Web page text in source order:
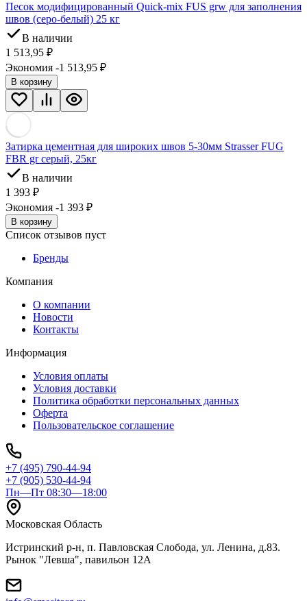
Песок модифицированный Quick-mix FUS grw для заполнения
швов (серо-белый) 25 кг
В наличии
1 513,95 ₽
Экономия -1 513,95 ₽
В корзину
Затирка цементная для широких швов 5-30мм Strasser FUG
FBR gr серый, 25кг
В наличии
1 393 ₽
Экономия -1 393 ₽
В корзину
Список отзывов пуст
Бренды
Компания
О компании
Новости
Контакты
Информация
Условия оплаты
Условия доставки
Политика обработки персональных данных
Оферта
Пользовательское соглашение
+7 (495) 790-44-94
+7 (905) 530-44-94
Пн—Пт 08:30—18:00
Московская Область
Истринский р-н, п. Павловская Слобода, ул. Ленина, д.83.
Рынок "Левша", павильон 12A